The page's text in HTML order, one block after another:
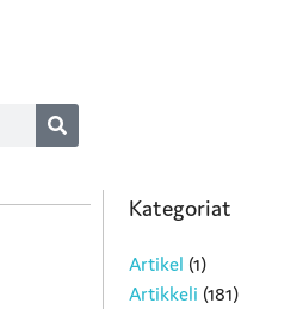
Kategoriat
Artikel (1)
Artikkeli (181)